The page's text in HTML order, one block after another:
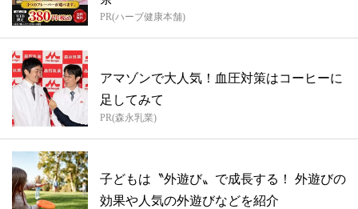
PR(ハーブ健康本舗)
アマゾンで大人気！血圧対策はコーヒーに
足してみて
PR(森永乳業)
子どもは〝外遊び〟で成長する！ 外遊びの
効果や人気の外遊びなどを紹介